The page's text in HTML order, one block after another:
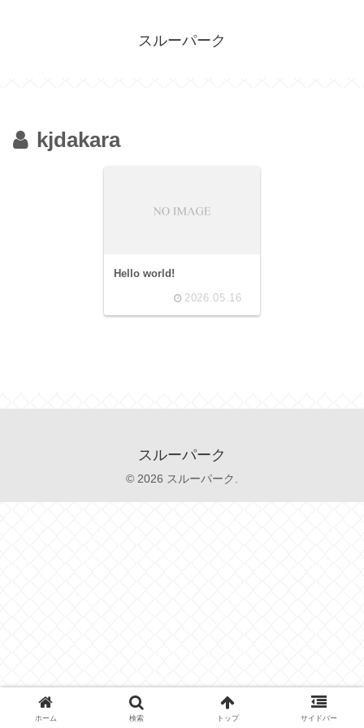
スルーパーク
kjdakara
Hello world!
2026.05.16
スルーパーク
© 2026 スルーパーク.
ホーム 検索 トップ サイドバー